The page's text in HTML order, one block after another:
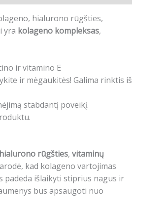
hialurono rūgšties,
yra kolageno kompleksas,
ir vitamino E
ir mėgaukitės! Galima rinktis iš
stabdantį poveikį.
hialurono rūgšties, vitaminų
kad kolageno vartojimas
padeda išlaikyti stiprius nagus ir
bus apsaugoti nuo